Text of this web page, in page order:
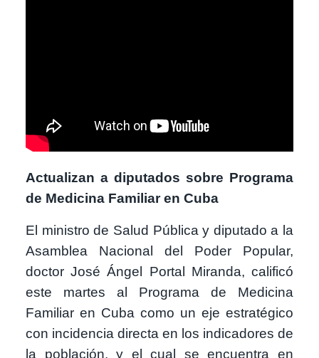
Actualizan a diputados sobre Programa
de Medicina Familiar en Cuba
El ministro de Salud Pública y diputado a la
Asamblea Nacional del Poder Popular,
doctor José Ángel Portal Miranda, calificó
este martes al Programa de Medicina
Familiar en Cuba como un eje estratégico
con incidencia directa en los indicadores de
la población, y el cual se encuentra en